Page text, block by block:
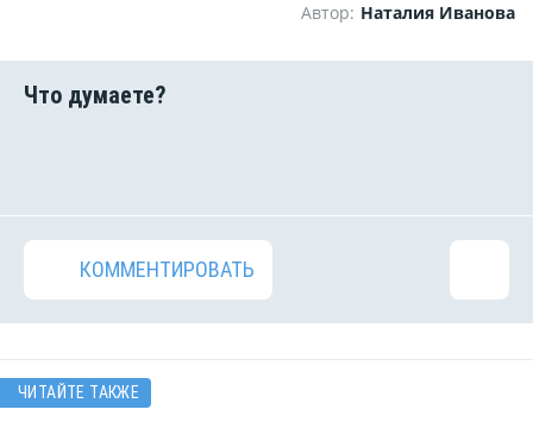
Автор: Наталия Иванова
КОММЕНТИРОВАТЬ
ЧИТАЙТЕ ТАКЖЕ